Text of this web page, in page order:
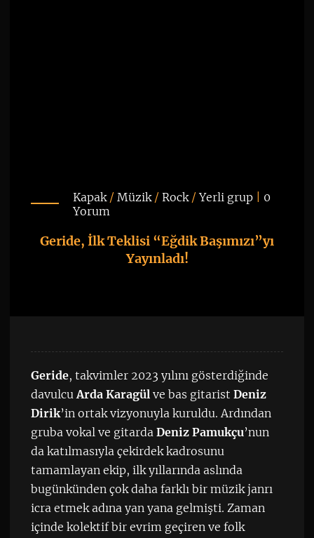
Kapak/ Müzik/ Rock/Yerli grup| 0
Yorum
Geride, İlk Teklisi “Eğdik Başımızı”yı
Yayınladı!
Geride, takvimler 2023 yılını gösterdiğinde
davulcuArda Karagülve bas gitarist Deniz
Dirik’in ortak vizyonuyla kuruldu. Ardından
gruba vokal ve gitarda Deniz Pamukçu’nun
da katılmasıyla çekirdek kadrosunu
tamamlayan ekip, ilk yıllarında aslında
bugünkünden çok daha farklı bir müzik janrı
icra etmek adına yan yana gelmişti. Zaman
içinde kolektif bir evrim geçiren ve folk